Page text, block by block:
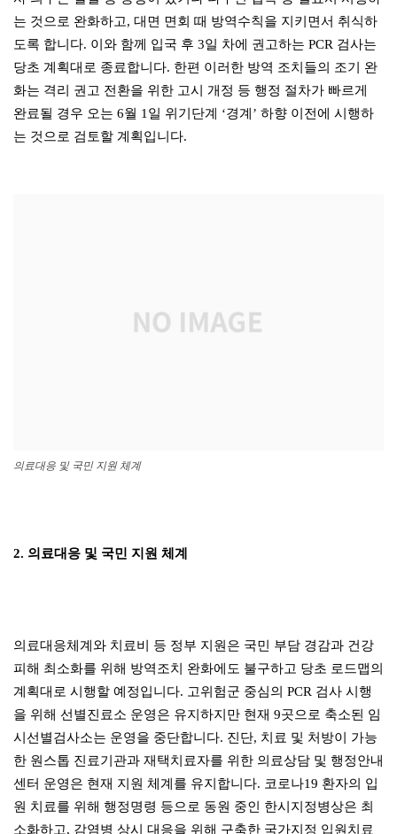
는 것으로 완화하고, 대면 면회 때 방역수칙을 지키면서 취식하
도록 합니다. 이와 함께 입국 후 3일 차에 권고하는 PCR 검사는
당초 계획대로 종료합니다. 한편 이러한 방역 조치들의 조기 완
화는 격리 권고 전환을 위한 고시 개정 등 행정 절차가 빠르게
완료될 경우 오는 6월 1일 위기단계 ‘경계’ 하향 이전에 시행하
는 것으로 검토할 계획입니다.
의료대응 및 국민 지원 체계
2. 의료대응 및 국민 지원 체계
의료대응체계와 치료비 등 정부 지원은 국민 부담 경감과 건강
피해 최소화를 위해 방역조치 완화에도 불구하고 당초 로드맵의
계획대로 시행할 예정입니다. 고위험군 중심의 PCR 검사 시행
을 위해 선별진료소 운영은 유지하지만 현재 9곳으로 축소된 임
시선별검사소는 운영을 중단합니다. 진단, 치료 및 처방이 가능
한 원스톱 진료기관과 재택치료자를 위한 의료상담 및 행정안내
센터 운영은 현재 지원 체계를 유지합니다. 코로나19 환자의 입
원 치료를 위해 행정명령 등으로 동원 중인 한시지정병상은 최
소화하고, 감염병 상시 대응을 위해 구축한 국가지정 입원치료